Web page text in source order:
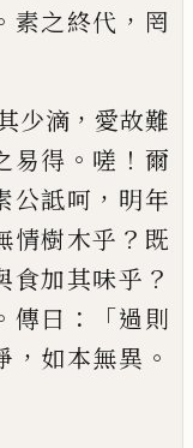
素之終代 ， 罔
少滴 ， 愛故難
易得 。 嗟 ！ 爾
公詆呵 ， 明年
情樹木乎 ？ 既
食加其味乎 ？
傳曰 ：「過則
， 如本無異 。